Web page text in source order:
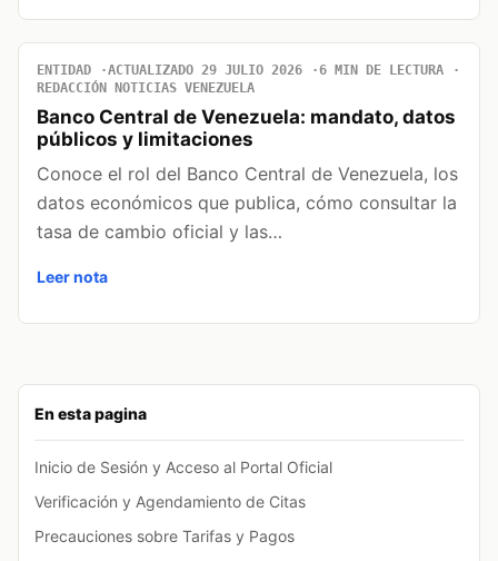
En esta pagina
Inicio de Sesión y Acceso al Portal Oficial
Verificación y Agendamiento de Citas
Precauciones sobre Tarifas y Pagos
ENTIDAD ACTUALIZADO 29 JULIO 2026
6 MIN DE LECTURA
REDACCIÓN NOTICIAS VENEZUELA
Banco Central de Venezuela: mandato, datos
públicos y limitaciones
Conoce el rol del Banco Central de Venezuela, los
datos económicos que publica, cómo consultar la
tasa de cambio oficial y las…
Leer nota